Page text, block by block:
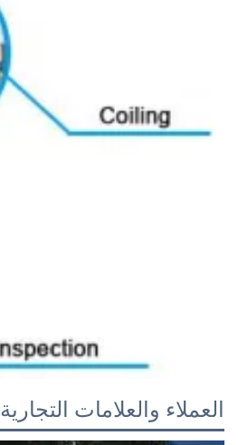
العملاء والعلامات التجارية